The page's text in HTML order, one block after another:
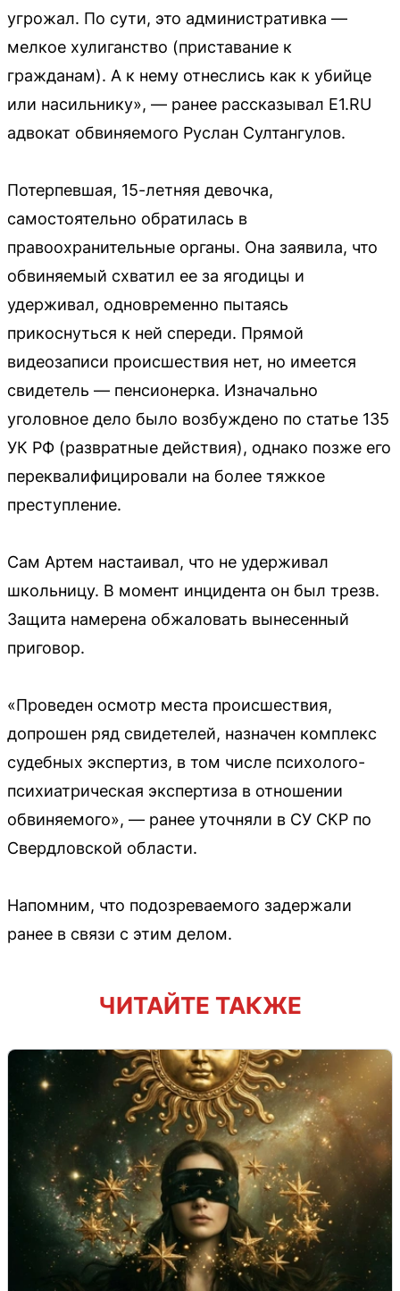
угрожал. По сути, это административка —
мелкое хулиганство (приставание к
гражданам). А к нему отнеслись как к убийце
или насильнику», — ранее рассказывал E1.RU
адвокат обвиняемого Руслан Султангулов.
Потерпевшая, 15-летняя девочка,
самостоятельно обратилась в
правоохранительные органы. Она заявила, что
обвиняемый схватил ее за ягодицы и
удерживал, одновременно пытаясь
прикоснуться к ней спереди. Прямой
видеозаписи происшествия нет, но имеется
свидетель — пенсионерка. Изначально
уголовное дело было возбуждено по статье 135
УК РФ (развратные действия), однако позже его
переквалифицировали на более тяжкое
преступление.
Сам Артем настаивал, что не удерживал
школьницу. В момент инцидента он был трезв.
Защита намерена обжаловать вынесенный
приговор.
«Проведен осмотр места происшествия,
допрошен ряд свидетелей, назначен комплекс
судебных экспертиз, в том числе психолого-
психиатрическая экспертиза в отношении
обвиняемого», — ранее уточняли в СУ СКР по
Свердловской области.
Напомним, что подозреваемого задержали
ранее в связи с этим делом.
ЧИТАЙТЕ ТАКЖЕ